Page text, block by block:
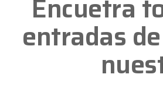
Encuetra
entradas